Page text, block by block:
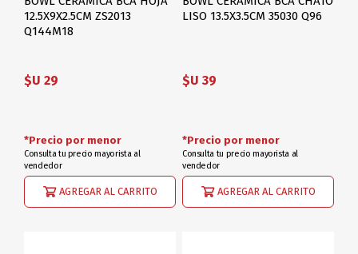
12.5X9X2.5CM ZS2013
Q144M18
$U 29
AGREGAR AL CARRITO
*Precio por menor
Consulta tu precio mayorista al
vendedor
LISO 13.5X3.5CM 35030 Q96
$U 39
AGREGAR AL CARRITO
*Precio por menor
Consulta tu precio mayorista al
vendedor